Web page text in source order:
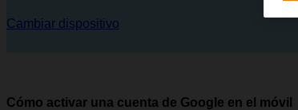
Cambiar dispositivo
Cómo activar una cuenta de Google en el móvil